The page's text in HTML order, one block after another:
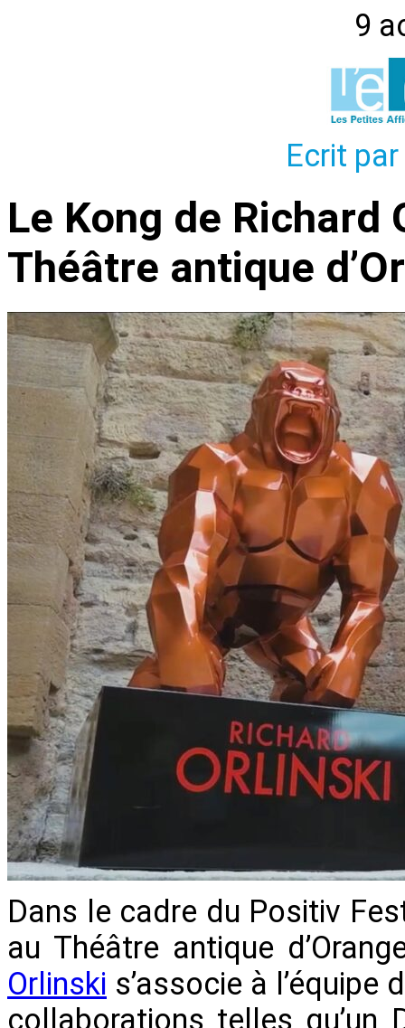
9
Ecrit
Le Kong de
Théâtre antique
Dans le cadre du Positiv
au Théâtre antique
Orlinski s’associe à
collaborations telles